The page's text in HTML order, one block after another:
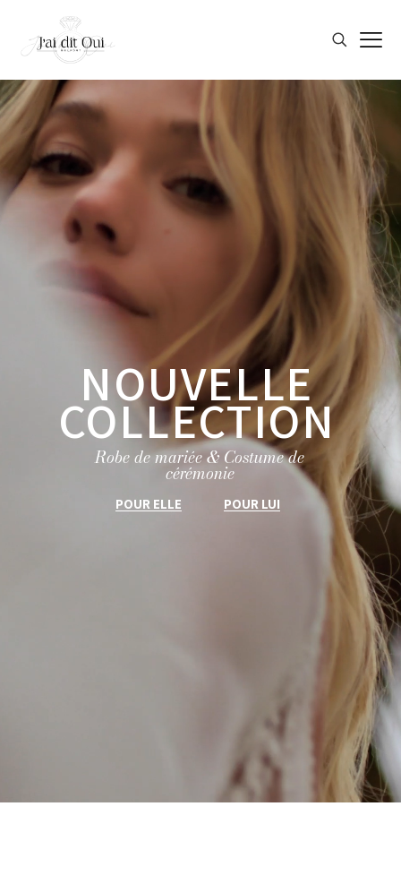
NOUVELLE
COLLECTION
Robe de mariée & Costume de
cérémonie
POUR ELLE POUR LUI